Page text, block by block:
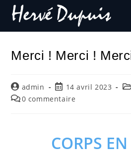
Merci ! Merci !
admin 14 avril 2023
0 commentaire
CORPS